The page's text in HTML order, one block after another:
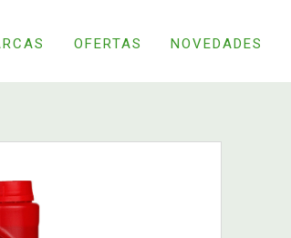
OFERTAS NOVEDADES